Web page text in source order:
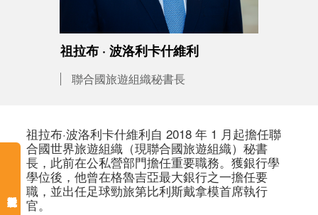
祖拉布 · 波洛利卡什維利
聯合國旅遊組織秘書長
祖拉布·波洛利卡什維利自 2018 年 1 月起擔任聯
合國世界旅遊組織（現聯合國旅遊組織）秘書
長，此前在公私營部門擔任重要職務。獲銀行學
學位後，他曾在格魯吉亞最大銀行之一擔任要
職，並出任足球勁旅第比利斯戴拿模首席執行
官。